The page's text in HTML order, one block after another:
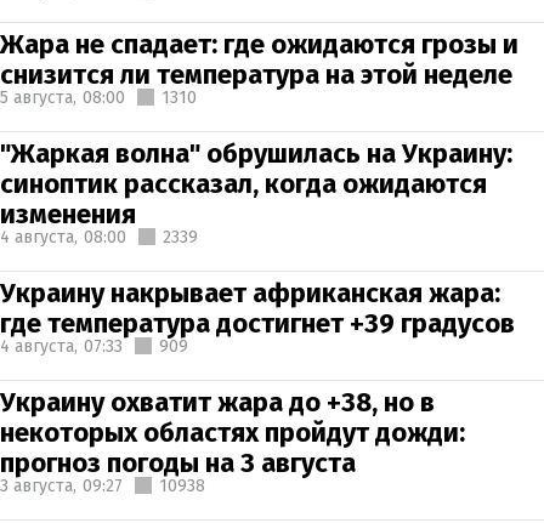
Жара не спадает: где ожидаются грозы и
снизится ли температура на этой неделе
5 августа, 08:00 1310
"Жаркая волна" обрушилась на Украину:
синоптик рассказал, когда ожидаются
изменения
4 августа, 08:00 2339
Украину накрывает африканская жара:
где температура достигнет +39 градусов
4 августа, 07:33 909
Украину охватит жара до +38, но в
некоторых областях пройдут дожди:
прогноз погоды на 3 августа
3 августа, 09:27 10938